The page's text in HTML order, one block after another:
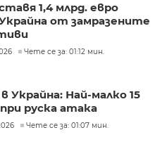
1,4 млрд. евро
от замразените
Чете се за: 01:12 мин.
Украйна: Най-малко 15
руска атака
Чете се за: 01:07 мин.